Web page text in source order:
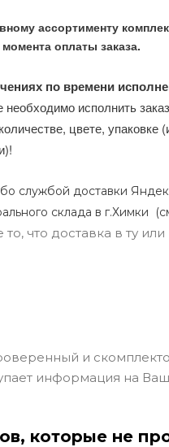
ассортименту
оплаты заказа.
по времени
исполнить
цвете,
службой доставки
склада в г.Химки (с
что доставка в ту
и
информация на
которые не